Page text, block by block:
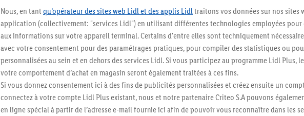
Restez au
Abonnez-vous à la newsletter
S'abonner
Nous, en tant qu’opérateur des sites web Lidl et des applis Lidl traitons vos données sur nos sites
application (collectivement: "services Lidl") en utilisant différentes technologies employées pour
aux informations sur votre appareil terminal. Certains d'entre elles sont techniquement
avec votre consentement pour des paramétrages pratiques, pour compiler des statistiques ou
personnalisées au sein et en dehors des services Lidl. Si vous participez au programme Lidl Plus,
votre comportement d’achat en magasin seront également traitées à ces fins.
Si vous donnez consentement ici à des fins de publicités personnalisées et créez ensuite un
connectez à votre compte Lidl Plus existant, nous et notre partenaire Criteo S.A pouvons
en ligne spécial à partir de l’adresse e-mail fournie ici afin de pouvoir vous reconnaître dans les